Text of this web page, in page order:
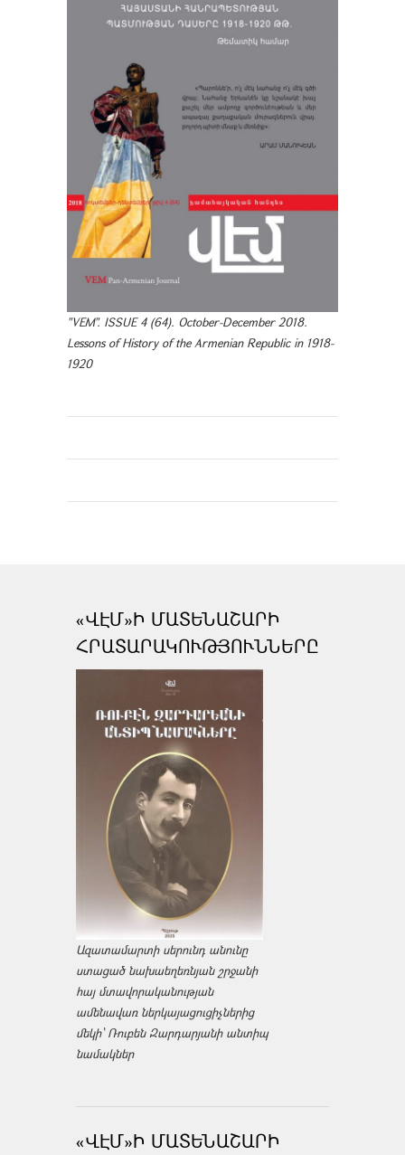
"VEM". ISSUE 4 (64). October-December 2018.
Lessons of History of the Armenian Republic in 1918-
1920
«ՎԷՄ»Ի ՄԱՏԵՆԱՇԱՐԻ
ՀՐԱՏԱՐԱԿՈՒԹՅՈՒՆՆԵՐԸ
Ազատամարտի սերունդ անունը
ստացած նախաեղեռնյան շրջանի
հայ մտավորականության
ամենավառ ներկայացուցիչներից
մեկի՝ Ռուբեն Զարդարյանի անտիպ
նամակներ
«ՎԷՄ»Ի ՄԱՏԵՆԱՇԱՐԻ